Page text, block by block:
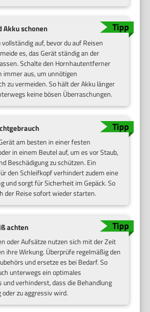
Akku schonen
vollständig auf, bevor du auf Reisen
es, das Gerät ständig an der
Schalte den Hornhautentferner
immer aus, um unnötigen
zu vermeiden. So hält der Akku länger
keine bösen Überraschungen.
am besten in einer festen
in einem Beutel auf, um es vor Staub,
Beschädigung zu schützen. Ein
den Schleifkopf verhindert zudem eine
und sorgt für Sicherheit im Gepäck. So
der Reise sofort wieder starten.
achten
oder Aufsätze nutzen sich mit der Zeit
ihre Wirkung. Überprüfe regelmäßig den
und ersetze es bei Bedarf. So
unterwegs ein optimales
und verhinderst, dass die Behandlung
zu aggressiv wird.